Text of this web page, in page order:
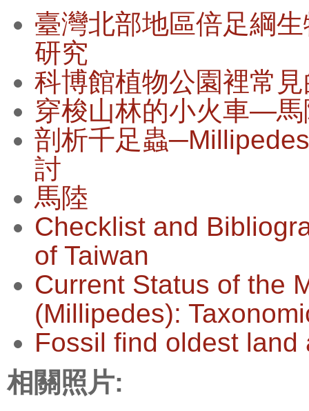
臺灣北部地區倍足綱
研究
科博館植物公園裡常
穿梭山林的小火車—馬
剖析千足蟲
討
馬陸
Checklist and
of Taiwan
Current Status of the
(Millipedes):
Fossil find oldest land
相關照片: